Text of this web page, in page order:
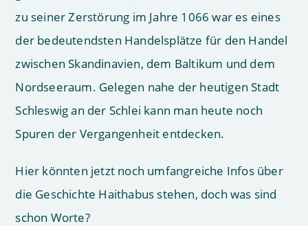
zu seiner Zerstörung im Jahre 1066 war es eines
der bedeutendsten Handelsplätze für den Handel
zwischen Skandinavien, dem Baltikum und dem
Nordseeraum. Gelegen nahe der heutigen Stadt
Schleswig an der Schlei kann man heute noch
Spuren der Vergangenheit entdecken.
Hier könnten jetzt noch umfangreiche Infos über
die Geschichte Haithabus stehen, doch was sind
schon Worte?